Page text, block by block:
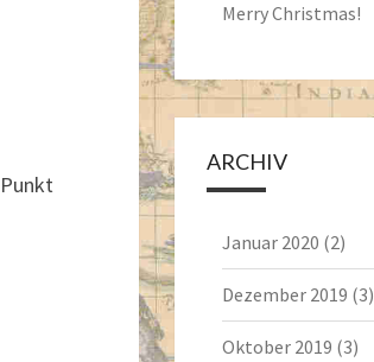
Merry Christmas!
ARCHIV
Januar 2020 (2)
Dezember 2019 (3)
Oktober 2019 (3)